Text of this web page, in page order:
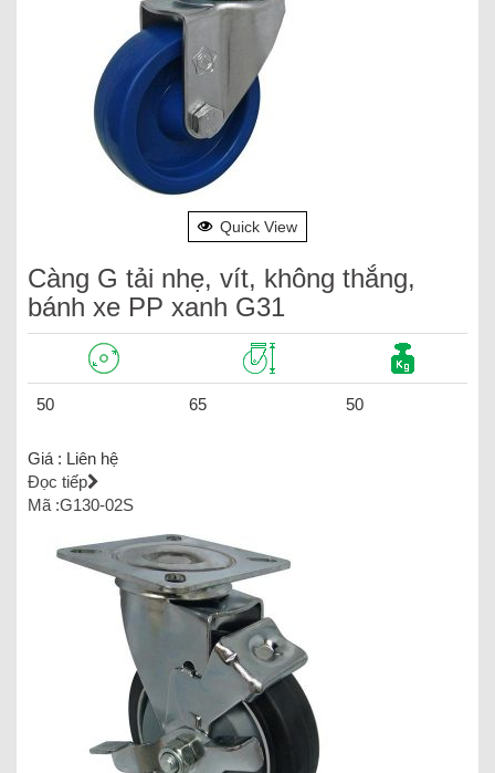
Quick View
Càng G tải nhẹ, vít, không thắng,
bánh xe PP xanh G31
50 65 50
Giá : Liên hệ
Đọc tiếp
Mã :G130-02S